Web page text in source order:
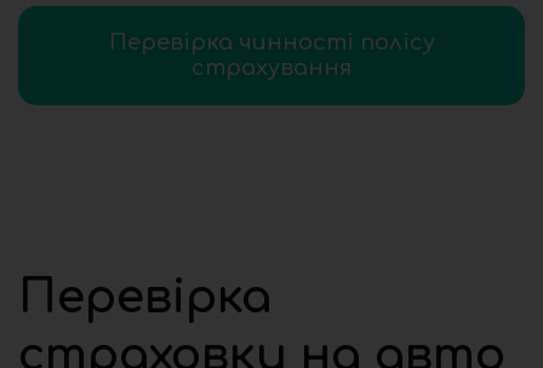
Перевірка чинності полісу
страхування
Перевірка
страховки на авто